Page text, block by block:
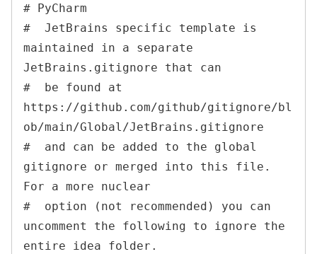
# PyCharm
#  JetBrains specific template is
maintained in a separate
JetBrains.gitignore that can
#  be found at
https://github.com/github/gitignore/bl
ob/main/Global/JetBrains.gitignore
#  and can be added to the global
gitignore or merged into this file.
For a more nuclear
#  option (not recommended) you can
uncomment the following to ignore the
entire idea folder.